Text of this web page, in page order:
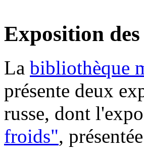
Exposition
La bibliothèque
présente deux
russe, dont
froids",